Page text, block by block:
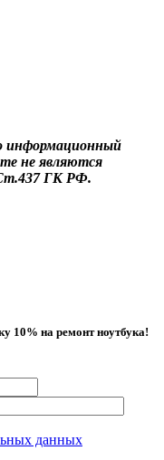
информационный
не являются
ГК РФ.
10% на ремонт ноутбука!
данных